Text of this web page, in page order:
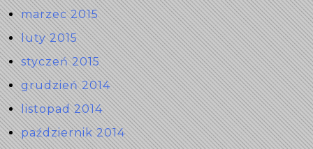
marzec 2015
luty 2015
styczeń 2015
grudzień 2014
listopad 2014
październik 2014